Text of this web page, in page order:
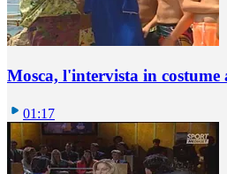
Mosca, l'intervista in
01:17